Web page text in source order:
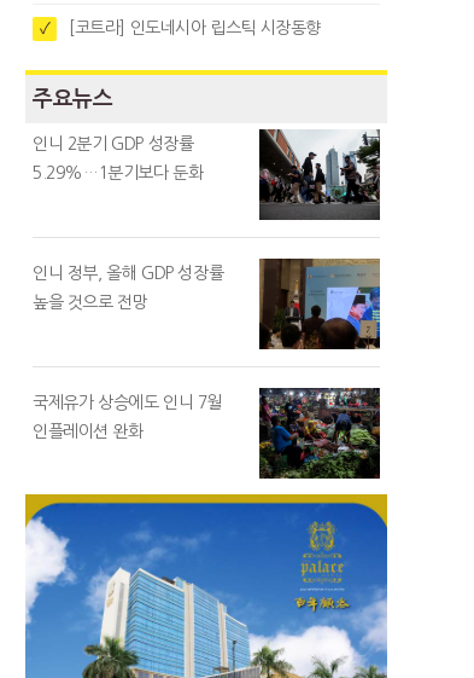
✓ [코트라] 인도네시아 립스틱 시장동향
주요뉴스
인니 2분기 GDP 성장률
5.29%…1분기보다 둔화
인니 정부, 올해 GDP 성장률
높을 것으로 전망
국제유가 상승에도 인니 7월
인플레이션 완화